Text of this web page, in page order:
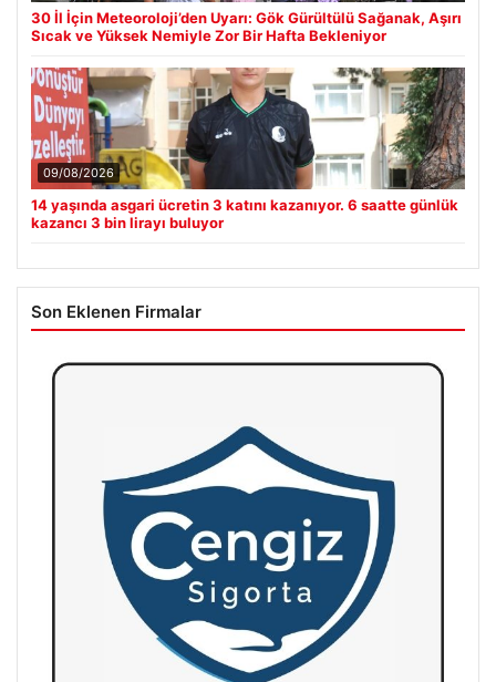
30 İl İçin Meteoroloji’den Uyarı: Gök Gürültülü Sağanak, Aşırı
Sıcak ve Yüksek Nemiyle Zor Bir Hafta Bekleniyor
09/08/2026
14 yaşında asgari ücretin 3 katını kazanıyor. 6 saatte günlük
kazancı 3 bin lirayı buluyor
Son Eklenen Firmalar